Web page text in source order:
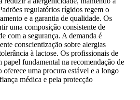
regulatórios rígidos regem o
e a garantia de qualidade. Os
uma composição consistente de
com a segurança. A demanda é
conscientização sobre alergias
à lactose. Os profissionais de
papel fundamental na recomendação de
oferece uma procura estável e a longo
médica e pela protecção